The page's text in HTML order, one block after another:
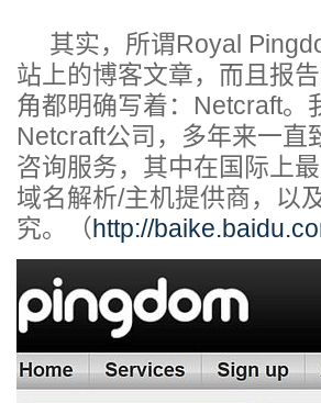
其实，所谓Royal
站上的博客文章，而且报
角都明确写着：Netcraft。
Netcraft公司，多年来一直
咨询服务，其中在国际上
域名解析/主机提供商，以
究。（http://